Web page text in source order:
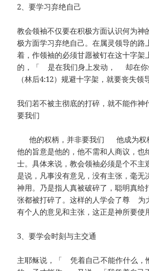
2、要学习弃绝自己
教会领袖不仅要在积极方面认识何为神
极方面学习弃绝自己。在属灵领导的路
着，作领袖的必须甘愿被钉在这十字架
的，「 是在我们身上发动， 却在你
（林后4:12）规避十字架，就要丧失领
我们若不被主彻底的打碎，就不能作神
要我们
他的权柄，并非要我们 他成为权
他的旨意是他的，他不需和人商议，也
士。具体来说，教会领袖必须是个不主
是说，凡事没有意见，没有主张，毫无
神用。乃是指人真被破碎了，聪明真给
张都被打碎了。这样的人学会了尊 为
有个人的意见和主张，这正是神所要使
3、要学会时刻与主交通
主耶稣说，「 凭着自己不能作什么